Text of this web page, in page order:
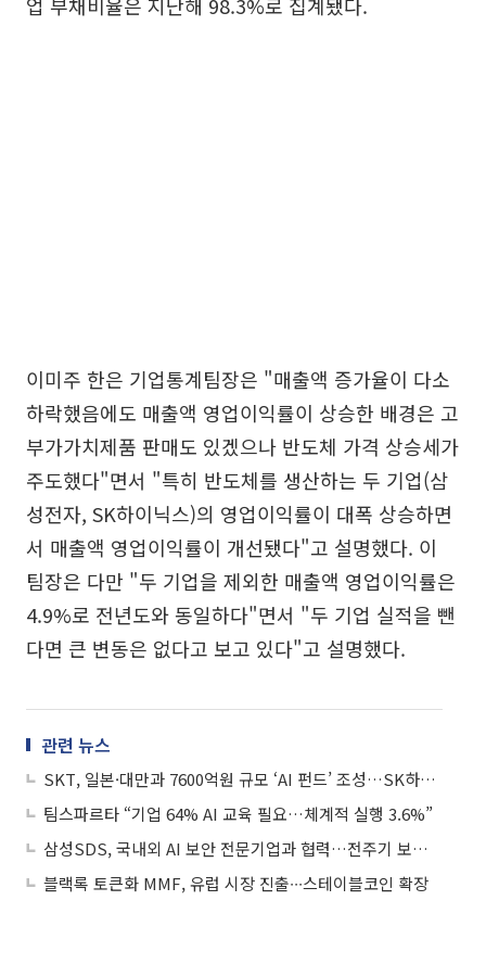
업 부채비율은 지난해 98.3%로 집계됐다.
이미주 한은 기업통계팀장은 "매출액 증가율이 다소
하락했음에도 매출액 영업이익률이 상승한 배경은 고
부가가치제품 판매도 있겠으나 반도체 가격 상승세가
주도했다"면서 "특히 반도체를 생산하는 두 기업(삼
성전자, SK하이닉스)의 영업이익률이 대폭 상승하면
서 매출액 영업이익률이 개선됐다"고 설명했다. 이
팀장은 다만 "두 기업을 제외한 매출액 영업이익률은
4.9%로 전년도와 동일하다"면서 "두 기업 실적을 뺀
다면 큰 변동은 없다고 보고 있다"고 설명했다.
관련 뉴스
SKT, 일본·대만과 7600억원 규모 ‘AI 펀드’ 조성…SK하이닉스도 참여 추진
팀스파르타 “기업 64% AI 교육 필요…체계적 실행 3.6%”
삼성SDS, 국내외 AI 보안 전문기업과 협력…전주기 보안 체계 고도화
블랙록 토큰화 MMF, 유럽 시장 진출∙∙∙스테이블코인 확장